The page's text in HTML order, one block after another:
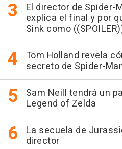
El director de Spider-
explica el final y por
Sink como
Tom Holland revela
secreto de Spider-
Sam Neill tendrá un
Legend of Zelda
La secuela de
director